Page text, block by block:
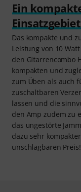
Ein
Das kompakte und
Leistung von 10
den Gitarrencombo
kompakten und
zum Üben als auch
zuschaltbaren
lassen und die
den Amp zudem zu
das ungestörte
dazu sehr
unschlagbaren Preis!